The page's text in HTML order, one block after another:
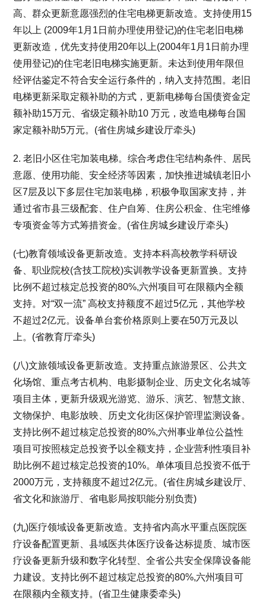
高、群众更新意愿强烈的住宅电梯更新改造。支持使用15
年以上 (2009年1月1日前办理使用登记)的住宅老旧电梯
更新改造，优先支持使用20年以上(2004年1月1日前办理
使用登记)的住宅老旧电梯实施更新。未达到使用年限但
经评估鉴定不符合安全运行条件的，纳入支持范围。老旧
电梯更新采取定额补助的方式，更新电梯每台国债资金定
额补助15万元、省级定额补助10 万元，改造电梯每台国
家定额补助5万元。(省住房城乡建设厅牵头)
2. 老旧小区住宅加装电梯。综合考虑住宅结构条件、居民
意愿、使用功能、安全经济等因素，加快推进城镇老旧小
区7层及以下多层住宅加装电梯，积极争取国家支持，并
通过省市县三级配套、住户自筹、住房公积金、住宅维修
专项资金等方式筹措资金。(省住房城乡建设厅牵头)
(七)教育领域设备更新改造。支持本科高校教学科研设
备、职业院校(含技工院校)实训教学设备更新置换。支持
比例不超过核定总投资的80%,六州项目可在限额内全额
支持。对“双一流” 高校支持额度不超过5亿元，其他学校
不超过2亿元。设备单台套价格原则上要在50万元及以
上。(省教育厅牵头)
(八)文旅领域设备更新改造。支持重点旅游景区、公共文
化场馆、重点考古机构、电影摄制企业、历史文化名城等
项目主体，更新升级观光游览、游乐、演艺、智慧文旅、
文物保护、电影放映、历史文化街区保护管理监测设备。
支持比例不超过核定总投资的80%,六州事业单位公益性
项目可按照核定总投资予以全额支持，企业营利性项目补
助比例不超过核定总投资的10%。单体项目总投资不低于
2000万元，支持额度不超过2亿元。(省住房城乡建设厅、
省文化和旅游厅、省电影局按职能分别负责)
(九)医疗领域设备更新改造。支持省内高水平重点医院医
疗设备配置更新、县域医共体医疗设备达标提质、城市医
疗设备更新升级和数字化转型、全省公共安全保障设备能
力建设。支持比例不超过核定总投资的80%,六州项目可
在限额内全额支持。(省卫生健康委牵头)